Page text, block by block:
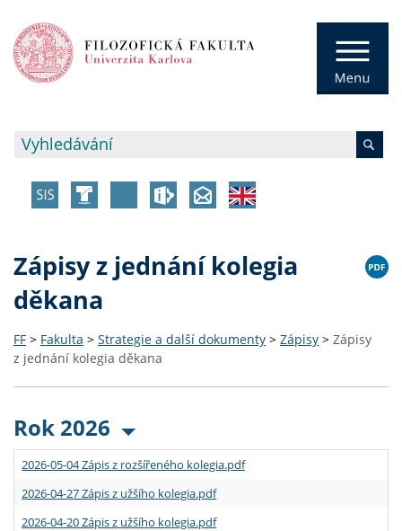
Zápisy z jednání kolegia
děkana
FF > Fakulta > Strategie a další dokumenty > Zápisy > Zápisy
z jednání kolegia děkana
Rok 2026
2026-05-04 Zápis z rozšířeného kolegia.pdf
2026-04-27 Zápis z užšího kolegia.pdf
2026-04-20 Zápis z užšího kolegia.pdf